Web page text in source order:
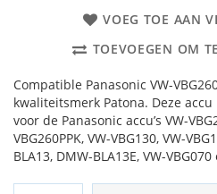
VOEG TOE AAN
TOEVOEGEN OM
Compatible Panasonic VW-
kwaliteitsmerk Patona. Deze
voor de Panasonic accu’s VW-
VBG260PPK, VW-VBG130, VW-
BLA13, DMW-BLA13E, VW-